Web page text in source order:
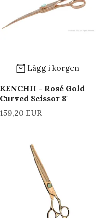
Lägg i korgen
KENCHII - Rosé Gold
Curved Scissor 8"
159,20 EUR